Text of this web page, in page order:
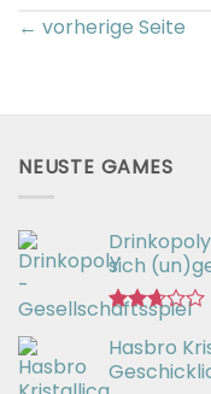
← vorherige Seite
NEUSTE GAMES
sich
Bewertet
mit
2.67
von 5
Hasbro